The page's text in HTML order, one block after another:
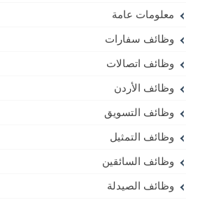
معلومات عامة
وظائف سفارات
وظائف اتصالات
وظائف الأردن
وظائف التسويق
وظائف التمثيل
وظائف السائقين
وظائف الصيدلة